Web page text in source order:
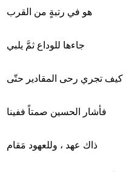
هو في رتبةٍ من القرب
جاءها للوداع ثمَّ يلبي
كيف تجري رحى المقادير حتّى
فأشار الحسين صمتاً ففينا
ذاك عهد ، وللعهود مَقام